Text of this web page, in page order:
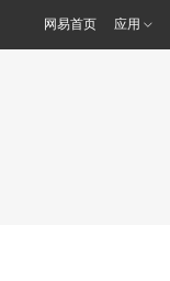
网易首页 应用